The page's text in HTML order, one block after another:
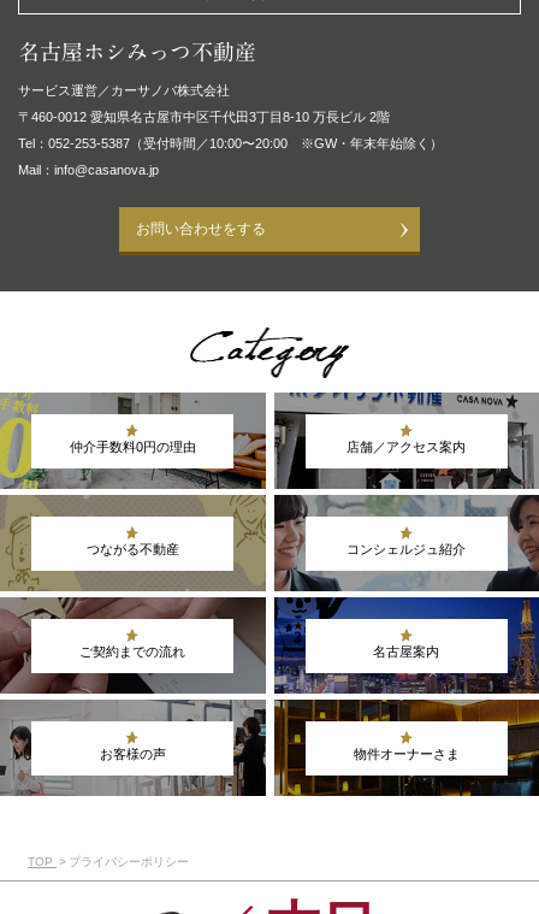
名古屋ホシみっつ不動産
サービス運営／カーサノバ株式会社
〒460-0012 愛知県名古屋市中区千代田3丁目8-10 万長ビル 2階
Tel：052-253-5387（受付時間／10:00〜20:00 ※GW・年末年始除く）
Mail：info@casanova.jp
お問い合わせをする
仲介手数料0円の理由 店舗／アクセス案内
つながる不動産 コンシェルジュ紹介
ご契約までの流れ 名古屋案内
お客様の声 物件オーナーさま
TOP プライバシーポリシー